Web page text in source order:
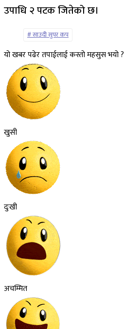
उपाधि २ पटक जितेको छ।
साउदी सुपर कप
यो खबर पढेर तपाईलाई कस्तो महसुस भयो ?
खुसी
दुःखी
अचम्मित